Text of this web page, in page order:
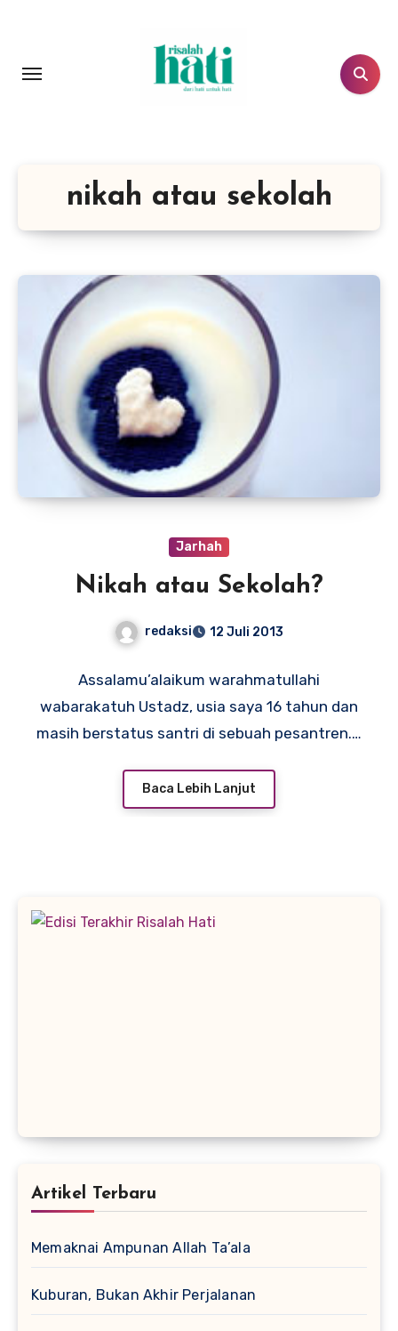
nikah atau sekolah
Jarhah
Nikah atau Sekolah?
redaksi 12 Juli 2013
Assalamu’alaikum warahmatullahi
wabarakatuh Ustadz, usia saya 16 tahun dan
masih berstatus santri di sebuah pesantren.…
Baca Lebih Lanjut
Artikel Terbaru
Memaknai Ampunan Allah Ta’ala
Kuburan, Bukan Akhir Perjalanan